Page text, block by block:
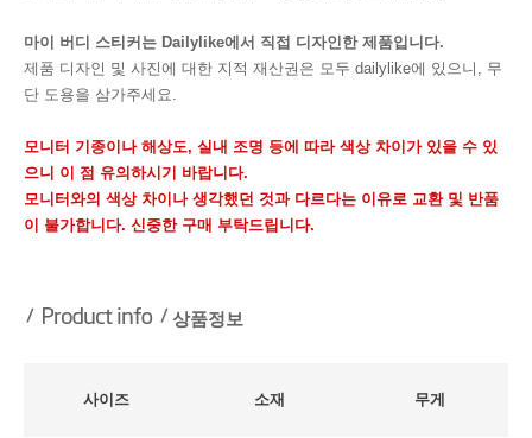
마이 버디 스티커는 Dailylike에서 직접 디자인한 제품입니다.
제품 디자인 및 사진에 대한 지적 재산권은 모두 dailylike에 있으니, 무
단 도용을 삼가주세요.
모니터 기종이나 해상도, 실내 조명 등에 따라 색상 차이가 있을 수 있
으니 이 점 유의하시기 바랍니다.
모니터와의 색상 차이나 생각했던 것과 다르다는 이유로 교환 및 반품
이 불가합니다. 신중한 구매 부탁드립니다.
상품정보
사이즈 소재 무게